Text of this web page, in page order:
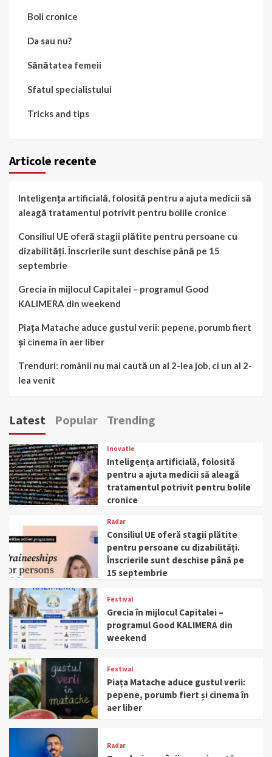
Boli cronice
Da sau nu?
Sănătatea femeii
Sfatul specialistului
Tricks and tips
Articole recente
Inteligența artificială, folosită pentru a ajuta medicii să
aleagă tratamentul potrivit pentru bolile cronice
Consiliul UE oferă stagii plătite pentru persoane cu
dizabilități. Înscrierile sunt deschise până pe 15
septembrie
Grecia în mijlocul Capitalei – programul Good
KALIMERA din weekend
Piața Matache aduce gustul verii: pepene, porumb fiert
și cinema în aer liber
Trenduri: românii nu mai caută un al 2-lea job, ci un al 2-
lea venit
Latest Popular Trending
Inovatie
Inteligența artificială, folosită
pentru a ajuta medicii să aleagă
tratamentul potrivit pentru bolile
cronice
Radar
Consiliul UE oferă stagii plătite
pentru persoane cu dizabilități.
Înscrierile sunt deschise până pe
15 septembrie
Festival
Grecia în mijlocul Capitalei –
programul Good KALIMERA din
weekend
Festival
Piața Matache aduce gustul verii:
pepene, porumb fiert și cinema în
aer liber
Radar